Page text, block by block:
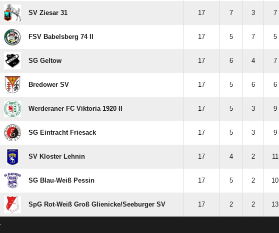
SV Ziesar 31 17 7 3 7
FSV Babelsberg 74 II 17 5 7 5
SG Geltow 17 6 4 7
Bredower SV 17 5 6 6
Werderaner FC Viktoria 1920 II 17 5 3 9
SG Eintracht Friesack 17 5 3 9
SV Kloster Lehnin 17 4 2 11
SG Blau-Weiß Pessin 17 5 2 10
SpG Rot-Weiß Groß Glienicke/​Seeburger SV 17 2 2 13